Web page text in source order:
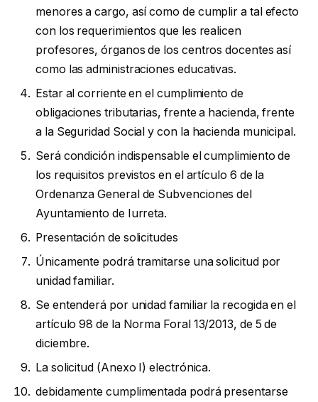
menores a cargo, así como de cumplir a tal efecto
con los requerimientos que les realicen
profesores, órganos de los centros docentes así
como las administraciones educativas.
Estar al corriente en el cumplimiento de
obligaciones tributarias, frente a hacienda, frente
a la Seguridad Social y con la hacienda municipal.
Será condición indispensable el cumplimiento de
los requisitos previstos en el artículo 6 de la
Ordenanza General de Subvenciones del
Ayuntamiento de Iurreta.
Presentación de solicitudes
Únicamente podrá tramitarse una solicitud por
unidad familiar.
Se entenderá por unidad familiar la recogida en el
artículo 98 de la Norma Foral 13/2013, de 5 de
diciembre.
La solicitud (Anexo I) electrónica.
debidamente cumplimentada podrá presentarse